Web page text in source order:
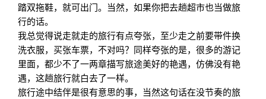
踏双拖鞋，就可出门。当然，如果你把去趟超市也当做旅
行的话。
我总觉得说走就走的旅行有点夸张，至少走之前要带件换
洗衣服，买张车票，不对吗？同样夸张的是，很多的游记
里面，都少不了一两章描写旅途美好的艳遇，仿佛没有艳
遇，这趟旅行就白去了一样。
旅行途中结伴是很有意思的事，当然这句话在没节奏的旅